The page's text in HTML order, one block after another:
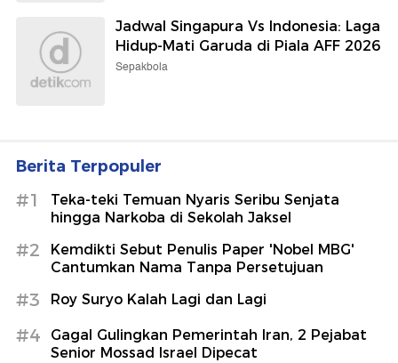
Jadwal Singapura Vs Indonesia: Laga
Hidup-Mati Garuda di Piala AFF 2026
Sepakbola
Berita Terpopuler
#1
Teka-teki Temuan Nyaris Seribu Senjata
hingga Narkoba di Sekolah Jaksel
#2
Kemdikti Sebut Penulis Paper 'Nobel MBG'
Cantumkan Nama Tanpa Persetujuan
#3 Roy Suryo Kalah Lagi dan Lagi
#4
Gagal Gulingkan Pemerintah Iran, 2 Pejabat
Senior Mossad Israel Dipecat